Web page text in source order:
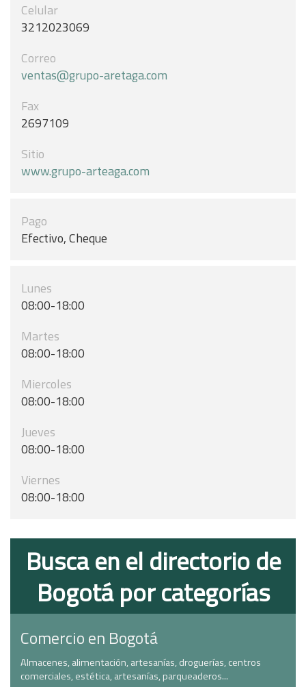
Celular
3212023069
Correo
ventas@grupo-aretaga.com
Fax
2697109
Sitio
www.grupo-arteaga.com
Pago
Efectivo, Cheque
Lunes
08:00-18:00
Martes
08:00-18:00
Miercoles
08:00-18:00
Jueves
08:00-18:00
Viernes
08:00-18:00
Busca en el directorio de
Bogotá por categorías
Comercio en Bogotá
Almacenes, alimentación, artesanías, droguerías, centros
comerciales, estética, artesanías, parqueaderos...